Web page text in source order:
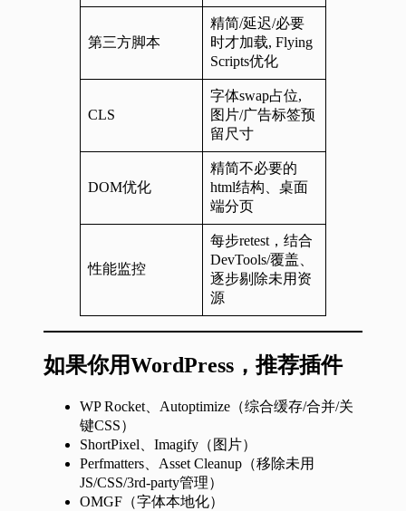
第三方脚本
精简/延迟/必要
时才加载, Flying
Scripts优化
CLS
字体swap占位,
图片/广告标签预
留尺寸
DOM优化
精简不必要的
html结构、桌面
端分页
性能监控
每步retest，结合
DevTools/覆盖、
逐步剔除未用资
源
如果你用WordPress，推荐插件
WP Rocket、Autoptimize（综合缓存/合并/关
键CSS）
ShortPixel、Imagify（图片）
Perfmatters、Asset Cleanup（移除未用
JS/CSS/3rd-party管理）
OMGF（字体本地化）